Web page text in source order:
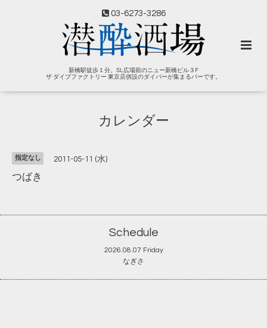
03-6273-3286
新橋駅徒歩１分。SL広場前のニュー新橋ビル３F
ザ ダイブファクトリー 東京店併設のダイバーが集まるバーです。
カレンダー
指定なし 2011-05-11 (水)
つばき
Schedule
2026.08.07 Friday
なぎさ